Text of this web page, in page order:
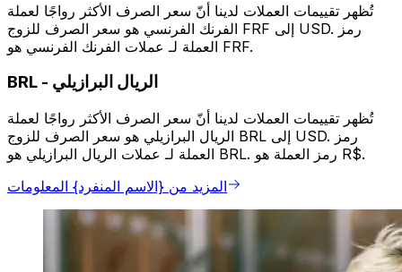
تُظهر تقييمات العملات لدينا أنّ سعر الصرف الأكثر رواجًا لعملة
الفرنك الفرنسي هو سعر الصرف للزوج FRF إلى USD. رمز
العملة لـ عملات الفرنك الفرنسي هو FRF.
BRL - الريال البرازيلي
تُظهر تقييمات العملات لدينا أنّ سعر الصرف الأكثر رواجًا لعملة
الريال البرازيلي هو سعر الصرف للزوج BRL إلى USD. رمز
العملة لـ عملات الريال البرازيلي هو BRL. رمز العملة هو R$.
المزيد من {الاسم المنفرد} المعلومات